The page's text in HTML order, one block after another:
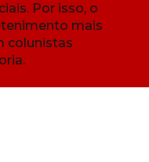
Por isso, o
mais
colunistas